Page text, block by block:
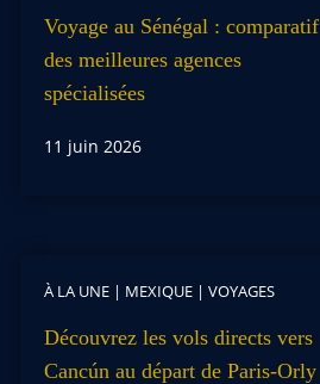
Voyage au Sénégal : comparatif
des meilleures agences
spécialisées
11 juin 2026
À LA UNE| MEXIQUE| VOYAGES
Découvrez les vols directs vers
Cancún au départ de Paris-Orly